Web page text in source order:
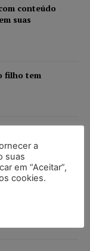
conteúdo
suas
filho tem
de todos os
empregado que
trabalho
a
suas
em “Aceitar”,
cookies.